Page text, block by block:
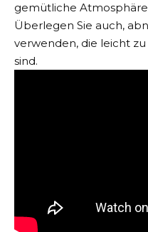
gemütliche
Überlegen Sie auch,
verwenden, die leicht
sind.